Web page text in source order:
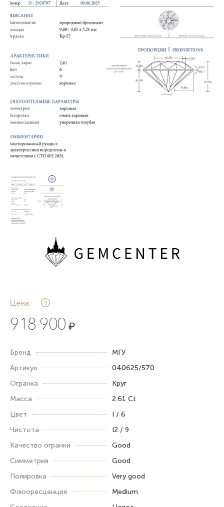
Цена:
918 900 ₽
Бренд
МГУ
Артикул
040625/570
Огранка
Круг
Масса
2.61 Ct
Цвет
I / 6
Чистота
I2 / 9
Качество огранки
Good
Симметрия
Good
Полировка
Very good
Флюоресценция
Medium